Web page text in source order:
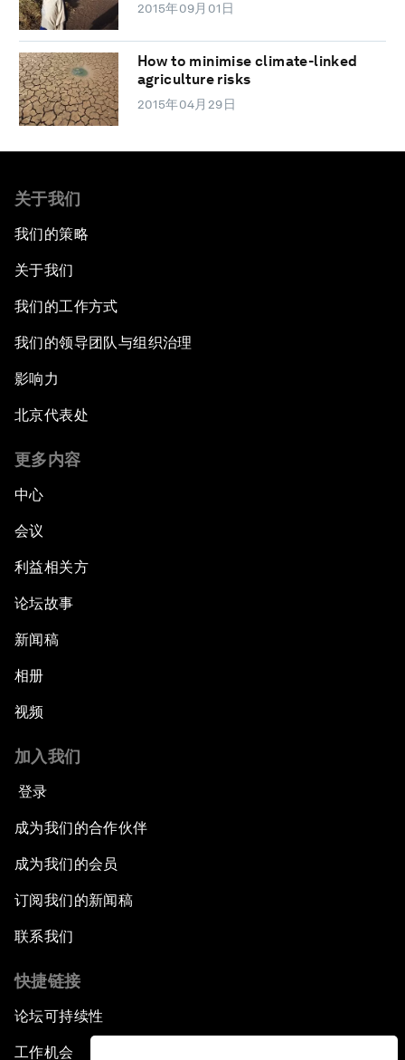
2015年09月01日
How to minimise climate-linked
agriculture risks
2015年04月29日
关于我们
我们的策略
关于我们
我们的工作方式
我们的领导团队与组织治理
影响力
北京代表处
更多内容
中心
会议
利益相关方
论坛故事
新闻稿
相册
视频
加入我们
登录
成为我们的合作伙伴
成为我们的会员
订阅我们的新闻稿
联系我们
快捷链接
论坛可持续性
工作机会